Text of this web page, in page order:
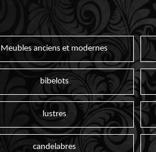
Meubles anciens et modernes
bibelots
lustres
candelabres